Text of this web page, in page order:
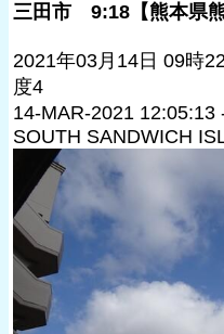
三田市 9:18【熊本県熊
2021年03月14日 09時
度4
14-MAR-2021
SOUTH SANDWICH